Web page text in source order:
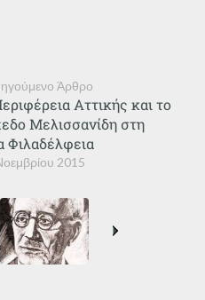
Άρθρο
2015
Αττικής και το
Μελισσανίδη στη
Φιλαδέλφεια